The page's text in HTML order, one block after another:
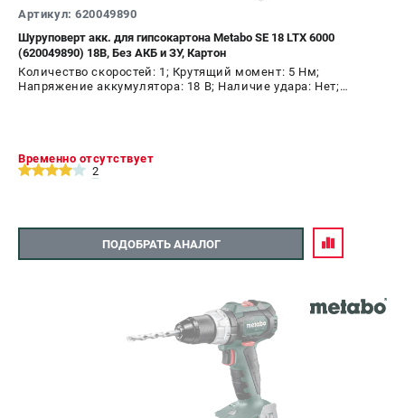
Артикул: 620049890
Шуруповерт акк. для гипсокартона Metabo SE 18 LTX 6000
(620049890) 18В, Без АКБ и ЗУ, Картон
Количество скоростей: 1; Крутящий момент: 5 Нм;
Напряжение аккумулятора: 18 В; Наличие удара: Нет;
Временно отсутствует
2
ПОДОБРАТЬ АНАЛОГ